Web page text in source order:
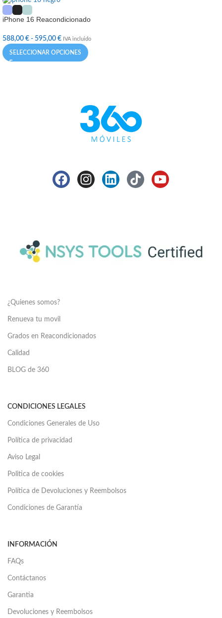
iPhone 16 Reacondicionado
588,00 € - 595,00 € IVA incluido
SELECCIONAR OPCIONES
¿Quienes somos?
Renueva tu movil
Grados en Reacondicionados
Calidad
BLOG de 360
CONDICIONES LEGALES
Condiciones Generales de Uso
Política de privacidad
Aviso Legal
Politica de cookies
Política de Devoluciones y Reembolsos
Condiciones de Garantía
INFORMACIÓN
FAQs
Contáctanos
Garantia
Devoluciones y Reembolsos